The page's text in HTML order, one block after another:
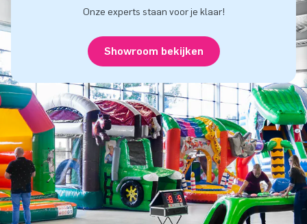
Onze experts staan voor je klaar!
Showroom bekijken